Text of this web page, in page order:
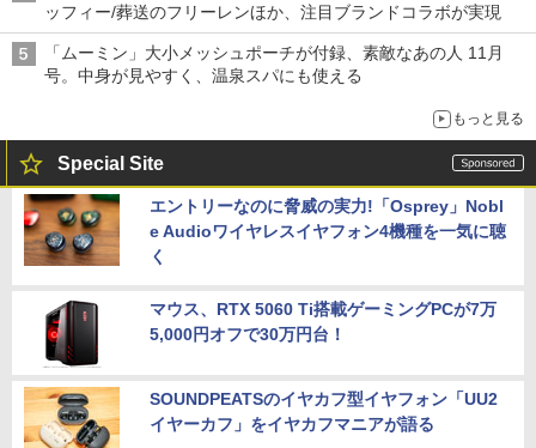
ッフィー/葬送のフリーレンほか、注目ブランドコラボが実現
「ムーミン」大小メッシュポーチが付録、素敵なあの人 11月
号。中身が見やすく、温泉スパにも使える
もっと見る
Special Site
エントリーなのに脅威の実力!「Osprey」Nobl
e Audioワイヤレスイヤフォン4機種を一気に聴
く
マウス、RTX 5060 Ti搭載ゲーミングPCが7万
5,000円オフで30万円台！
SOUNDPEATSのイヤカフ型イヤフォン「UU2
イヤーカフ」をイヤカフマニアが語る